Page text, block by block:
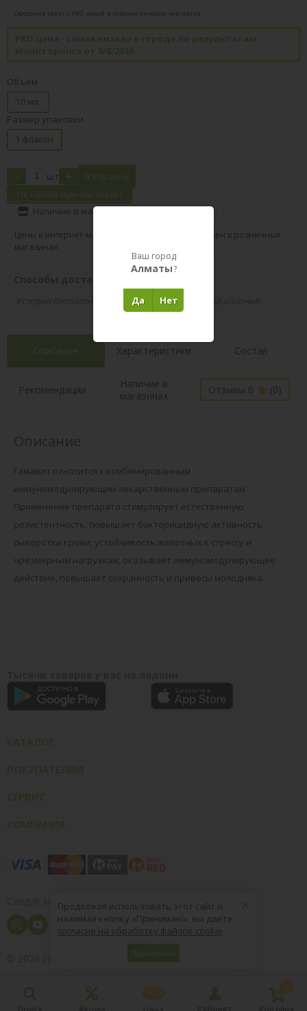
Оформите заказ с PRO ценой в корзине интернет-магазина.
PRO цена - самая низкая в городе по результатам
мониторинга от 8/8/2026
Объем
10 мл.
Размер упаковки
1 флакон
- шт + В корзину
Не нашли нужный товар?
Наличие в магазинах Поделиться
Цены в интернет-магазине могут отличаться от цен в розничных
магазинах.
Условия бесплатной доставки указаны в правой колонке
Описание Характеристики Состав
Рекомендации
Наличие в
магазинах
Отзывы 0 (0)
Гамавит относится к комбинированным
иммуномодулирующим лекарственным препаратам.
Применение препарата стимулирует естественную
резистентность, повышает бактерицидную активность
сыворотки крови, устойчивость животных к стрессу и
чрезмерным нагрузкам, оказывает иммуномодулирующее
действие, повышает сохранность и привесы молодняка.
Следуй за нами
8 (800) 004-09-40
PRO
0
×
Продолжая использовать этот сайт и
нажимая кнопку «Принимаю», вы даете
согласие на обработку файлов cookie
Принимаю
Ваш город
Алматы?
Нет
Да